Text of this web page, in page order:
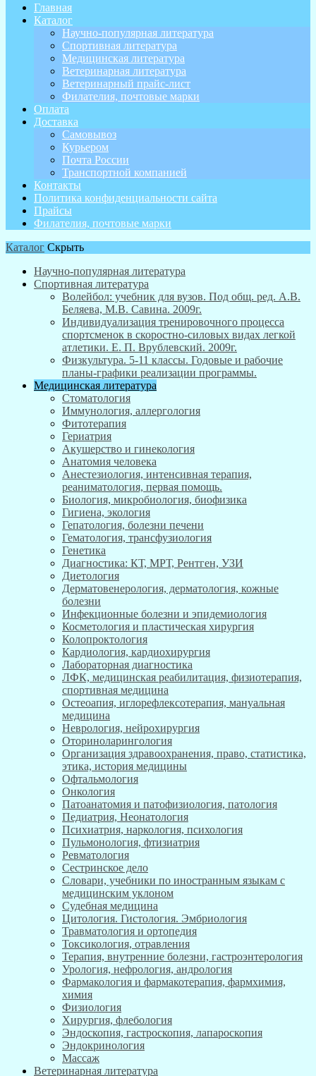
Главная
Каталог
Научно-популярная литература
Спортивная литература
Медицинская литература
Ветеринарная литература
Ветеринарный прайс-лист
Филателия, почтовые марки
Оплата
Доставка
Самовывоз
Курьером
Почта России
Транспортной компанией
Контакты
Политика конфиденциальности сайта
Прайсы
Филателия, почтовые марки
Каталог Скрыть
Научно-популярная литература
Спортивная литература
Волейбол: учебник для вузов. Под общ. ред. А.В.
Беляева, М.В. Савина. 2009г.
Индивидуализация тренировочного процесса
спортсменок в скоростно-силовых видах легкой
атлетики. Е. П. Врублевский. 2009г.
Физкультура. 5-11 классы. Годовые и рабочие
планы-графики реализации программы.
Медицинская литература
Стоматология
Иммунология, аллергология
Фитотерапия
Гериатрия
Акушерство и гинекология
Анатомия человека
Анестезиология, интенсивная терапия,
реаниматология, первая помощь.
Биология, микробиология, биофизика
Гигиена, экология
Гепатология, болезни печени
Гематология, трансфузиология
Генетика
Диагностика: КТ, МРТ, Рентген, УЗИ
Диетология
Дерматовенерология, дерматология, кожные
болезни
Инфекционные болезни и эпидемиология
Косметология и пластическая хирургия
Колопроктология
Кардиология, кардиохирургия
Лабораторная диагностика
ЛФК, медицинская реабилитация, физиотерапия,
спортивная медицина
Остеоапия, иглорефлексотерапия, мануальная
медицина
Неврология, нейрохирургия
Оториноларингология
Организация здравоохранения, право, статистика,
этика, история медицины
Офтальмология
Онкология
Патоанатомия и патофизиология, патология
Педиатрия, Неонатология
Психиатрия, наркология, психология
Пульмонология, фтизиатрия
Ревматология
Сестринское дело
Словари, учебники по иностранным языкам с
медицинским уклоном
Судебная медицина
Цитология. Гистология. Эмбриология
Травматология и ортопедия
Токсикология, отравления
Терапия, внутренние болезни, гастроэнтерология
Урология, нефрология, андрология
Фармакология и фармакотерапия, фармхимия,
химия
Физиология
Хирургия, флебология
Эндоскопия, гастроскопия, лапароскопия
Эндокринология
Массаж
Ветеринарная литература